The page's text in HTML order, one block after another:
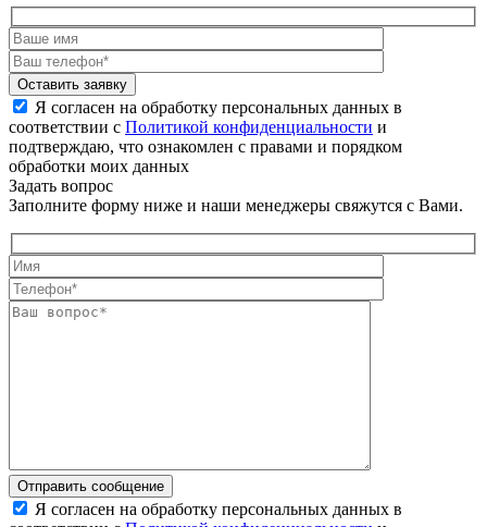
Оставить заявку
Я согласен на обработку персональных данных в
соответствии с Политикой конфиденциальности и
подтверждаю, что ознакомлен с правами и порядком
обработки моих данных
Задать вопрос
Заполните форму ниже и наши менеджеры свяжутся с Вами.
Отправить сообщение
Я согласен на обработку персональных данных в